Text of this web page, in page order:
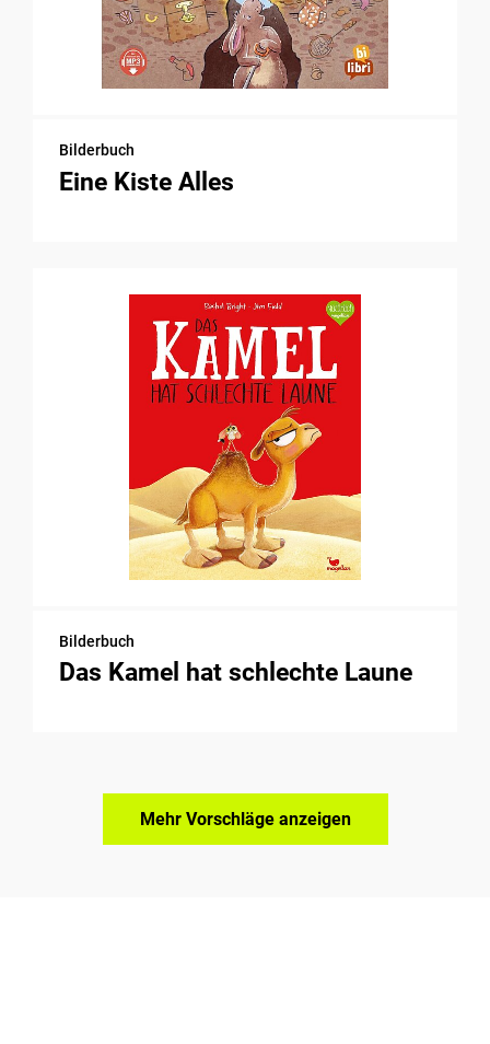
Bilderbuch
Eine Kiste Alles
Bilderbuch
Das Kamel hat schlechte Laune
Mehr Vorschläge anzeigen